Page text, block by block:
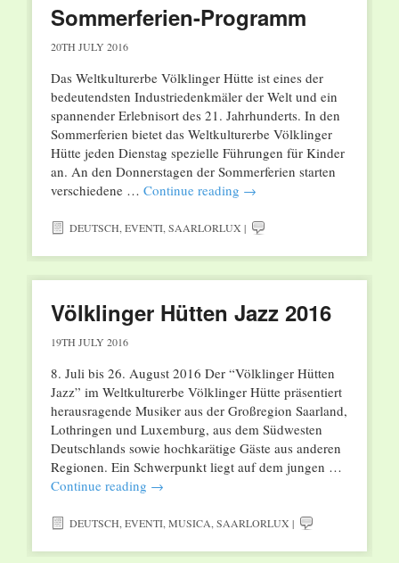
Sommerferien-Programm
20TH JULY 2016
Das Weltkulturerbe Völklinger Hütte ist eines der
bedeutendsten Industriedenkmäler der Welt und ein
spannender Erlebnisort des 21. Jahrhunderts. In den
Sommerferien bietet das Weltkulturerbe Völklinger
Hütte jeden Dienstag spezielle Führungen für Kinder
an. An den Donnerstagen der Sommerferien starten
verschiedene … Continue reading →
DEUTSCH EVENTI, SAARLORLUX |
Völklinger Hütten Jazz 2016
19TH JULY 2016
8. Juli bis 26. August 2016 Der “Völklinger Hütten
Jazz” im Weltkulturerbe Völklinger Hütte präsentiert
herausragende Musiker aus der Großregion Saarland,
Lothringen und Luxemburg, aus dem Südwesten
Deutschlands sowie hochkarätige Gäste aus anderen
Regionen. Ein Schwerpunkt liegt auf dem jungen …
Continue reading →
DEUTSCH EVENTI, MUSICA SAARLORLUX |